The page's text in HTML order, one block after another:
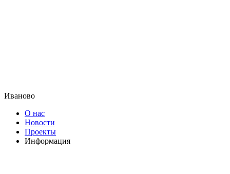
Иваново
О нас
Новости
Проекты
Информация